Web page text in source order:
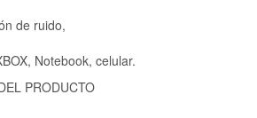
de ruido,
Notebook, celular.
PRODUCTO